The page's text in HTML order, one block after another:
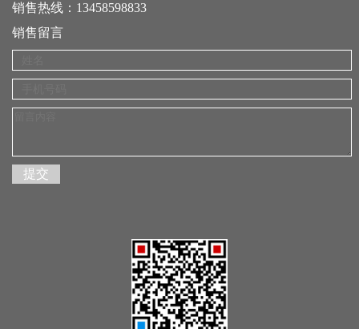
销售热线：13458598833
销售留言